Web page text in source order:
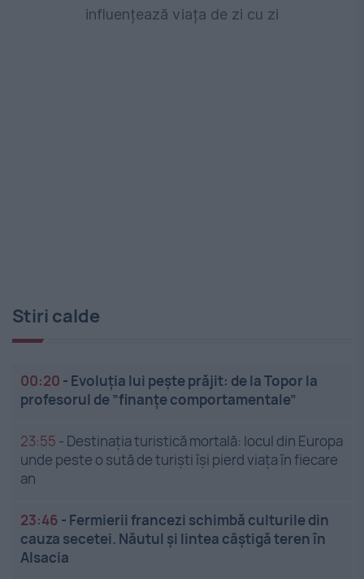
influențează viața de zi cu zi
Stiri calde
00:20 - Evoluția lui pește prăjit: de la Topor la
profesorul de ”finanțe comportamentale”
23:55 - Destinația turistică mortală: locul din Europa
unde peste o sută de turiști își pierd viața în fiecare
an
23:46 - Fermierii francezi schimbă culturile din
cauza secetei. Năutul și lintea câștigă teren în
Alsacia